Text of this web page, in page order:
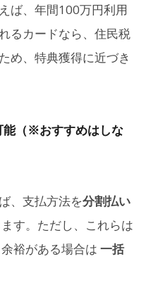
ば、年間100万円利用
るカードなら、住民税
め、特典獲得に近づき
（※おすすめはしな
、支払方法を分割払い
す。ただし、これらは
裕がある場合は 一括